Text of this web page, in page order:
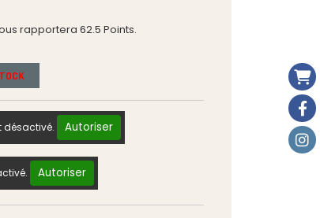
rapportera 62.5 Points.
désactivé. Autoriser
Autoriser